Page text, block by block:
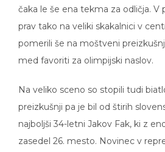
čaka le še ena tekma za odličja. V
prav tako na veliki skakalnici v
pomerili še na moštveni
med favoriti za olimpijski naslov.
Na veliko sceno so stopili tudi
preizkušnji pa je bil od štirih
najboljši 34-letni Jakov Fak, ki z
zasedel 26. mesto. Novinec v